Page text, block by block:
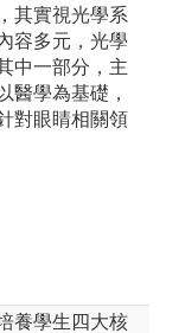
其實視光學系
容多元，光學
中一部分，主
醫學為基礎，
對眼睛相關領
養學生四大核